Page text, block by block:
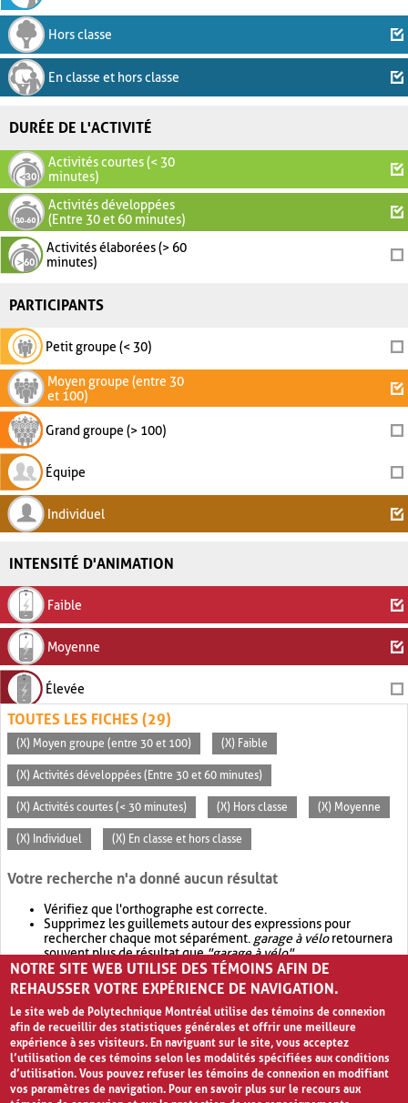
Hors classe
En classe et hors classe
DURÉE DE L'ACTIVITÉ
Activités courtes (< 30
minutes)
Activités développées
(Entre 30 et 60 minutes)
Activités élaborées (> 60
minutes)
PARTICIPANTS
Petit groupe (< 30)
Moyen groupe (entre 30
et 100)
Grand groupe (> 100)
Équipe
Individuel
INTENSITÉ D'ANIMATION
Faible
Moyenne
Élevée
TOUTES LES FICHES (29)
(X) Moyen groupe (entre 30 et 100) (X) Faible
(X) Activités développées (Entre 30 et 60 minutes)
(X) Activités courtes (< 30 minutes) (X) Hors classe (X) Moyenne
(X) Individuel (X) En classe et hors classe
Votre recherche n'a donné aucun résultat
Vérifiez que l'orthographe est correcte.
Supprimez les guillemets autour des expressions pour
rechercher chaque mot séparément. garage à véloretournera
souvent plus de résultat que"garage à vélo".
Envisagez d'élargir votre recherche avec OR.garage OR vélo
retournera souvent plus de résultat quegarage à vélo
NOTRE SITE WEB UTILISE DES TÉMOINS AFIN DE
REHAUSSER VOTRE EXPÉRIENCE DE NAVIGATION.
Le site web de Polytechnique Montréal utilise des témoins de connexion
afin de recueillir des statistiques générales et offrir une meilleure
expérience à ses visiteurs. En naviguant sur le site, vous acceptez
l’utilisation de ces témoins selon les modalités spécifiées aux conditions
d’utilisation. Vous pouvez refuser les témoins de connexion en modifiant
vos paramètres de navigation. Pour en savoir plus sur le recours aux